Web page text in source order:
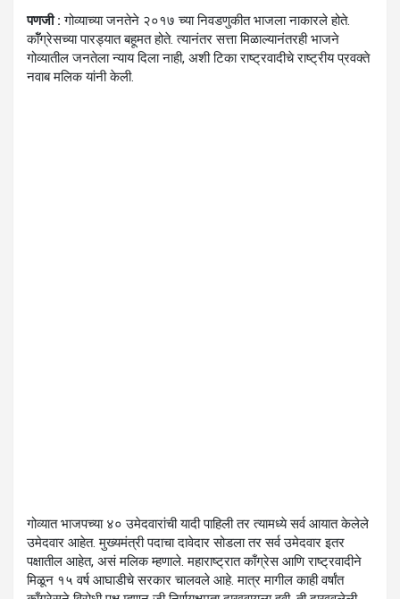
पणजी : गोव्याच्या जनतेने २०१७ च्या निवडणुकीत भाजला नाकारले होते.
काॅँग्रेसच्या पारड्यात बहूमत होते. त्यानंतर सत्ता मिळाल्यानंतरही भाजने
गोव्यातील जनतेला न्याय दिला नाही, अशी टिका राष्ट्रवादीचे राष्ट्रीय प्रवक्ते
नवाब मलिक यांनी केली.
गोव्यात भाजपच्या ४० उमेदवारांची यादी पाहिली तर त्यामध्ये सर्व आयात केलेले
उमेदवार आहेत. मुख्यमंत्री पदाचा दावेदार सोडला तर सर्व उमेदवार इतर
पक्षातील आहेत, असं मलिक म्हणाले. महाराष्ट्रात काँग्रेस आणि राष्ट्रवादीने
मिळून १५ वर्ष आघाडीचे सरकार चालवले आहे. मात्र मागील काही वर्षांत